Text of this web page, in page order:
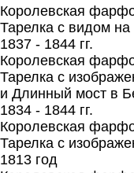
Королевская
Тарелка с видом
1837 - 1844 гг.
Королевская
Тарелка с
и Длинный мост в
1834 - 1844 гг.
Королевская
Тарелка с
1813 год